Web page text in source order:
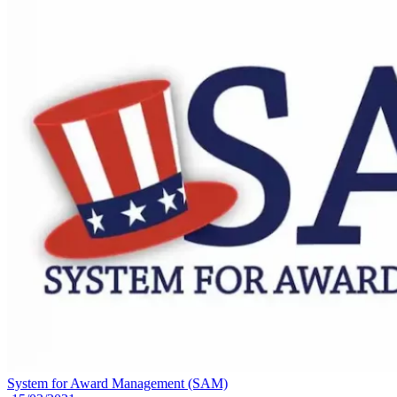
System for Award Management (SAM)